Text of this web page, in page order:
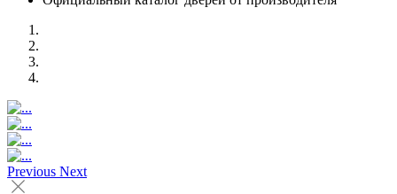
Previous Next